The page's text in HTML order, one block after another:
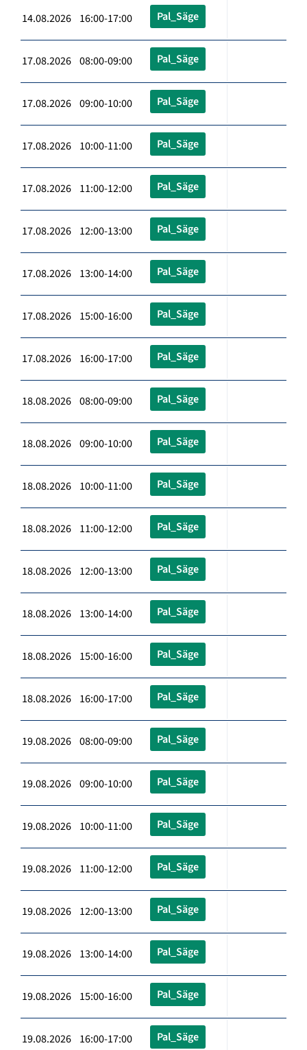
14.08.2026 16:00-17:00 Pal_Säge
17.08.2026 08:00-09:00 Pal_Säge
17.08.2026 09:00-10:00 Pal_Säge
17.08.2026 10:00-11:00 Pal_Säge
17.08.2026 11:00-12:00 Pal_Säge
17.08.2026 12:00-13:00 Pal_Säge
17.08.2026 13:00-14:00 Pal_Säge
17.08.2026 15:00-16:00 Pal_Säge
17.08.2026 16:00-17:00 Pal_Säge
18.08.2026 08:00-09:00 Pal_Säge
18.08.2026 09:00-10:00 Pal_Säge
18.08.2026 10:00-11:00 Pal_Säge
18.08.2026 11:00-12:00 Pal_Säge
18.08.2026 12:00-13:00 Pal_Säge
18.08.2026 13:00-14:00 Pal_Säge
18.08.2026 15:00-16:00 Pal_Säge
18.08.2026 16:00-17:00 Pal_Säge
19.08.2026 08:00-09:00 Pal_Säge
19.08.2026 09:00-10:00 Pal_Säge
19.08.2026 10:00-11:00 Pal_Säge
19.08.2026 11:00-12:00 Pal_Säge
19.08.2026 12:00-13:00 Pal_Säge
19.08.2026 13:00-14:00 Pal_Säge
19.08.2026 15:00-16:00 Pal_Säge
19.08.2026 16:00-17:00 Pal_Säge